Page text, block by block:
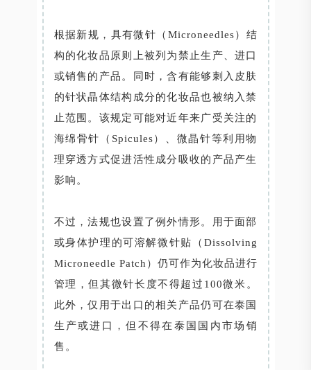
根据新规，具有微针（Microneedles）结
构的化妆品原则上被列为禁止生产、进口
或销售的产品。同时，含有能够刺入皮肤
的针状晶体结构成分的化妆品也被纳入禁
止范围。该规定可能对近年来广受关注的
海绵骨针（Spicules）、微晶针等利用物
理穿透方式促进活性成分吸收的产品产生
影响。
不过，法规也设置了例外情形。用于面部
或身体护理的可溶解微针贴（Dissolving
Microneedle Patch）仍可作为化妆品进行
管理，但其微针长度不得超过100微米。
此外，仅用于出口的相关产品仍可在泰国
生产或进口，但不得在泰国国内市场销
售。